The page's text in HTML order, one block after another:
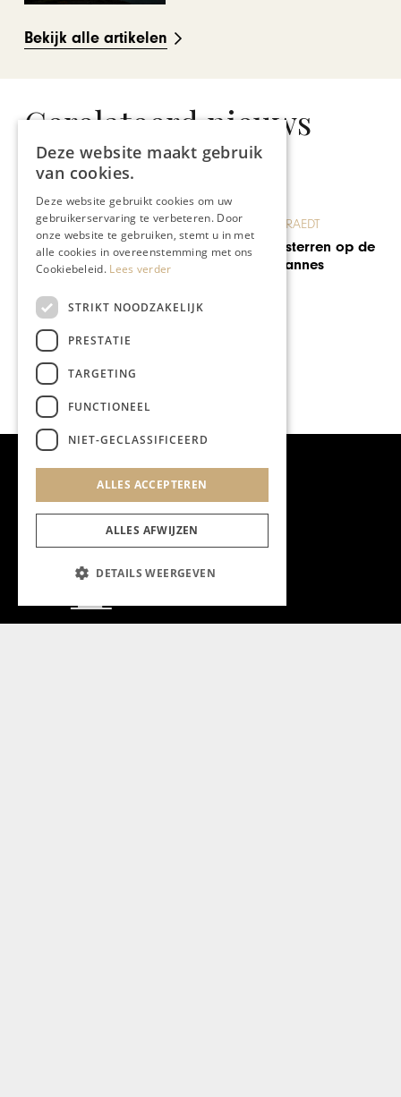
Bekijk alle artikelen
Gerelateerd nieuws
BLOG JO CORTENRAEDT
Toch wat extra sterren op de
rode loper in Cannes
Deze website maakt gebruik
van cookies.
Deze website gebruikt cookies om uw
gebruikerservaring te verbeteren. Door
onze website te gebruiken, stemt u in met
alle cookies in overeenstemming met ons
Cookiebeleid. Lees verder
STRIKT NOODZAKELIJK
PRESTATIE
TARGETING
FUNCTIONEEL
NIET-GECLASSIFICEERD
ALLES ACCEPTEREN
ALLES AFWIJZEN
DETAILS WEERGEVEN